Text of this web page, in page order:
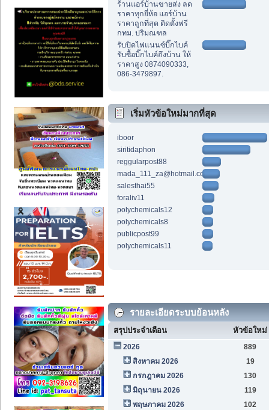
ร้านแอร์บ้านขายส่ง ลด
ราคาทุกยี่ห้อ แอร์บ้าน
ราคาถูกที่สุด ติดตั้งฟรี
กทม. ปริมณฑล
รับปิดไฟแนนซ์บิ๊กไบค์
รับซื้อบิ๊กไบค์ถึงบ้าน ให้
ราคาสูง 0874090333,
086-3479897.
เริ่มหัวข้อใหม่มากที่สุด
iboor
siritidaphon
reggularpost88
mada_111_za@hotmail.com
salesthai55
foraliv11
polychemicals12
polychemicals8
publicpost99
polychemicals11
รายละเอียดระบบย้อนหลัง
สรุปประจำเดือน หัวข้อใหม่
2026
889
สิงหาคม 2026
19
กรกฎาคม 2026
130
มิถุนายน 2026
119
พฤษภาคม 2026
102